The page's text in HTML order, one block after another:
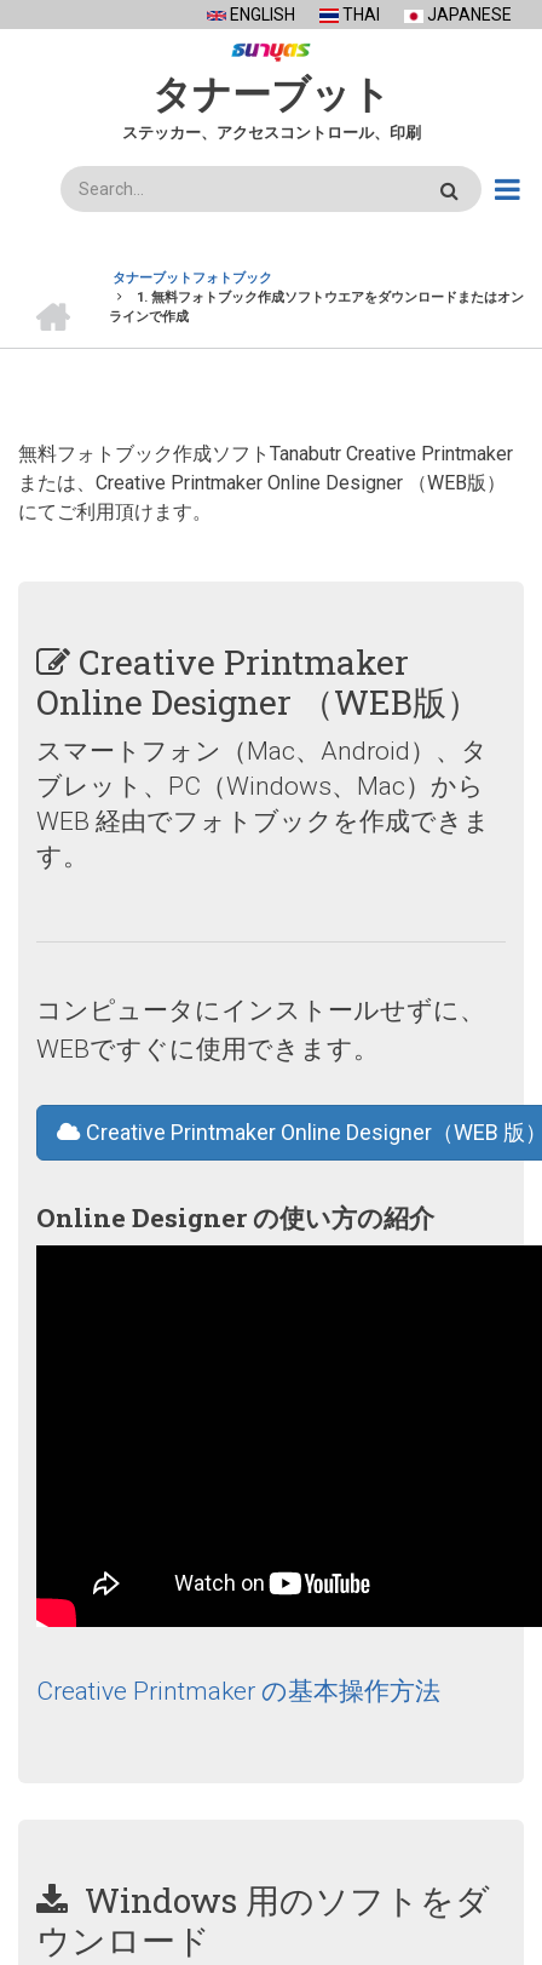
ENGLISH THAI JAPANESE
タナーブット
ステッカー、アクセスコントロール、印刷
検
索
BREADCRUMB
ー
ム
タナーブットフォトブック
1. 無料フォトブック作成ソフトウエアをダウンロードまたはオン
ラインで作成
無料フォトブック作成ソフトTanabutr Creative Printmaker
または、Creative Printmaker Online Designer （WEB版）
にてご利用頂けます。
Creative Printmaker
Online Designer （WEB版）
スマートフォン（Mac、Android）、タ
ブレット、PC（Windows、Mac）から
WEB 経由でフォトブックを作成できま
す。
コンピュータにインストールせずに、
WEBですぐに使用できます。
Creative Printmaker Online Designer（WEB 版
Online Designer の使い方の紹介
Creative Printmaker の基本操作方法
Windows 用のソフトをダ
ウンロード